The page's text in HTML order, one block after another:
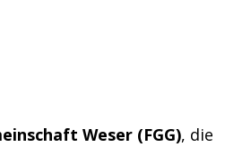
Weser (FGG), die